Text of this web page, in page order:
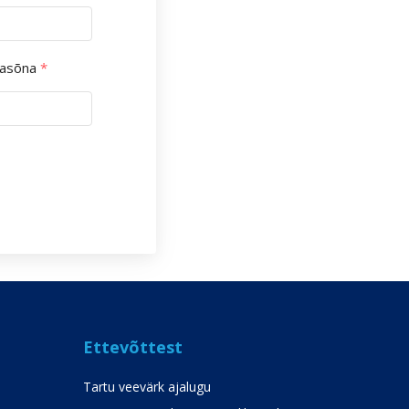
*
Ettevõttest
Tartu veevärk ajalugu